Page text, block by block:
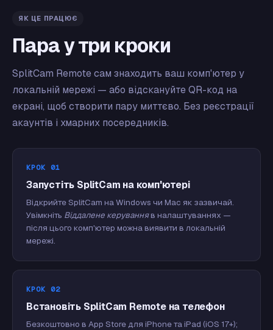
ЯК ЦЕ ПРАЦЮЄ
Пара у три кроки
SplitCam Remote сам знаходить ваш комп'ютер у
локальній мережі — або відскануйте QR-код на
екрані, щоб створити пару миттєво. Без реєстрації
акаунтів і хмарних посередників.
КРОК 01
Запустіть SplitCam на комп'ютері
Відкрийте SplitCam на Windows чи Mac як зазвичай.
Увімкніть Віддалене керуванняв налаштуваннях —
після цього комп'ютер можна виявити в локальній
мережі.
КРОК 02
Встановіть SplitCam Remote на телефон
Безкоштовно в App Store для iPhone та iPad (iOS 17+);